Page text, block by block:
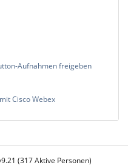
Aufnahmen freigeben
Cisco Webex
(317 Aktive Personen)